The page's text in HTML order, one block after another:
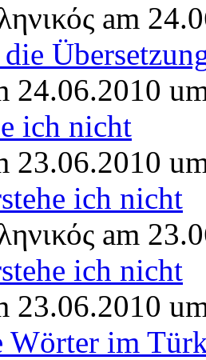
am
24.06.2010
ich nicht
23.06.2010
ich nicht
am
ich nicht
23.06.2010
Wörter im